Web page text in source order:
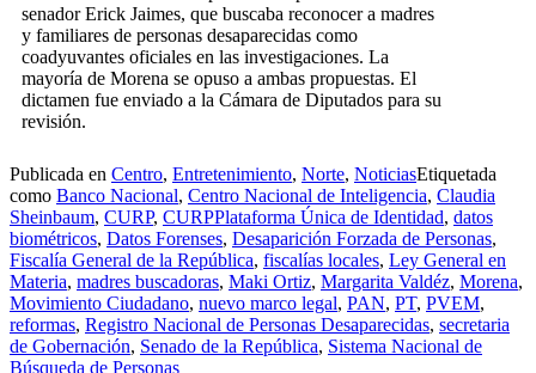
senador Erick Jaimes, que buscaba reconocer a madres
y familiares de personas desaparecidas como
coadyuvantes oficiales en las investigaciones. La
mayoría de Morena se opuso a ambas propuestas. El
dictamen fue enviado a la Cámara de Diputados para su
revisión.
Publicada en Centro, Entretenimiento, Norte, NoticiasEtiquetada
como Banco Nacional, Centro Nacional de Inteligencia, Claudia
Sheinbaum, CURP, CURPPlataforma Única de Identidad, datos
biométricos, Datos Forenses, Desaparición Forzada de Personas,
Fiscalía General de la República, fiscalías locales, Ley General en
Materia, madres buscadoras, Maki Ortiz, Margarita Valdéz, Morena,
Movimiento Ciudadano, nuevo marco legal, PAN, PT, PVEM,
reformas, Registro Nacional de Personas Desaparecidas, secretaria
de Gobernación, Senado de la República, Sistema Nacional de
Búsqueda de Personas